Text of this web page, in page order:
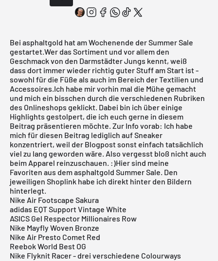
Bei asphaltgold hat am Wochenende derSummer Sale
gestartet.Wer das Sortiment und vor allem den
Geschmack von den Darmstädter Jungs kennt, weiß
dass dort immer wieder richtig guter Stuff am Start ist -
sowohl für die Füße als auch im Bereich der Textilien und
Accessoires.Ich habe mir vorhin mal die Mühe gemacht
und mich ein bisschen durch die verschiedenen Rubriken
des Onlineshops geklickt. Dabei bin ich über einige
Highlights gestolpert, die ich euch gerne in diesem
Beitrag präsentieren möchte. Zur Info vorab: Ich habe
mich für diesen Beitrag lediglich auf Sneaker
konzentriert, weil der Blogpost sonst einfach tatsächlich
viel zu lang geworden wäre. Also vergesst bloß nicht auch
beim Apparel reinzuschauen. :)Hier sind meine
Favoriten aus dem asphaltgold Summer Sale. Den
jeweiligen Shoplink habe ich direkt hinter den Bildern
hinterlegt.
Nike Air Footscape Sakura
adidas EQT Support Vintage White
ASICS Gel Respector Millionaires Row
Nike Mayfly Woven Bronze
Nike Air Presto Comet Red
Reebok World Best OG
Nike Flyknit Racer - drei verschiedene Colourways